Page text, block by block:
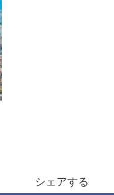
シェアする